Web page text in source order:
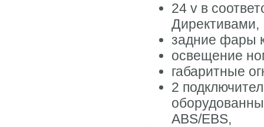
24 v в
Директивами,
задние фары
освещение
габаритные
2
ABS/EBS,